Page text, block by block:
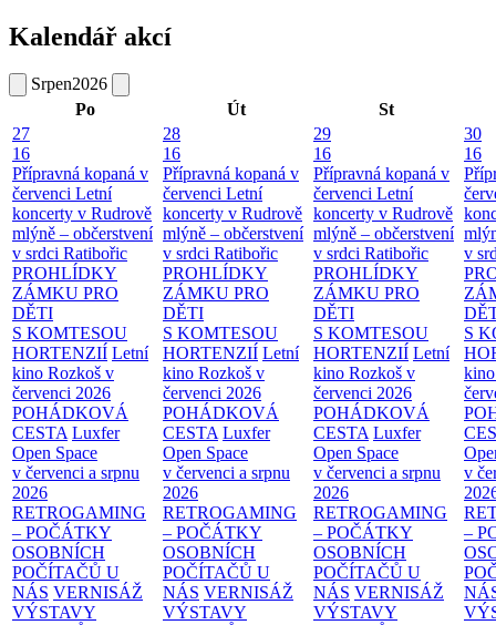
Kalendář akcí
Srpen2026
Po
Út
St
27
16
Přípravná kopaná v
červenci Letní
koncerty v Rudrově
mlýně – občerstvení
v srdci Ratibořic
PROHLÍDKY
ZÁMKU PRO
DĚTI
S KOMTESOU
HORTENZIÍ Letní
kino Rozkoš v
červenci 2026
POHÁDKOVÁ
CESTA Luxfer
Open Space
v červenci a srpnu
2026
RETROGAMING
– POČÁTKY
OSOBNÍCH
POČÍTAČŮ U
NÁS VERNISÁŽ
VÝSTAVY
28
16
Přípravná kopaná v
červenci Letní
koncerty v Rudrově
mlýně – občerstvení
v srdci Ratibořic
PROHLÍDKY
ZÁMKU PRO
DĚTI
S KOMTESOU
HORTENZIÍ Letní
kino Rozkoš v
červenci 2026
POHÁDKOVÁ
CESTA Luxfer
Open Space
v červenci a srpnu
2026
RETROGAMING
– POČÁTKY
OSOBNÍCH
POČÍTAČŮ U
NÁS VERNISÁŽ
VÝSTAVY
29
16
Přípravná kopaná v
červenci Letní
koncerty v Rudrově
mlýně – občerstvení
v srdci Ratibořic
PROHLÍDKY
ZÁMKU PRO
DĚTI
S KOMTESOU
HORTENZIÍ Letní
kino Rozkoš v
červenci 2026
POHÁDKOVÁ
CESTA Luxfer
Open Space
v červenci a srpnu
2026
RETROGAMING
– POČÁTKY
OSOBNÍCH
POČÍTAČŮ U
NÁS VERNISÁŽ
VÝSTAVY
30
16
v
S
v
–